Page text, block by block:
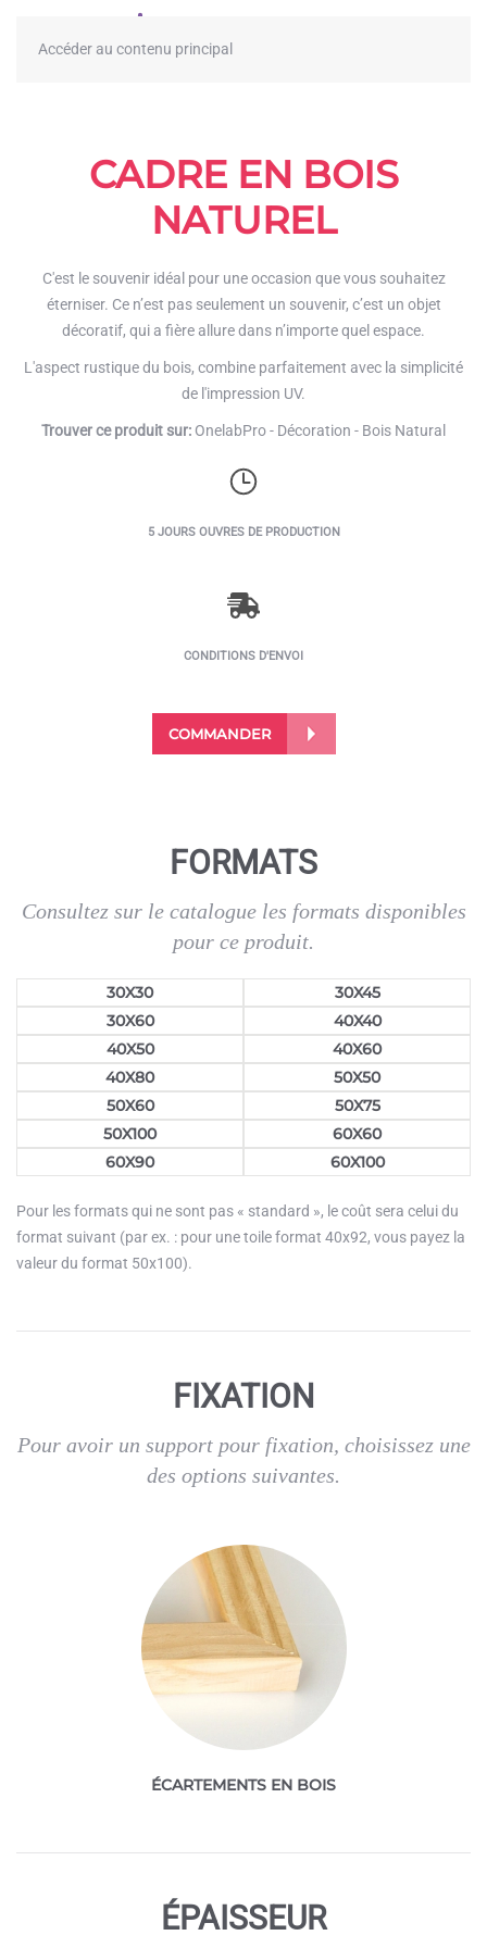
Accéder au contenu principal
CADRE EN BOIS
NATUREL
C'est le souvenir idéal pour une occasion que vous souhaitez
éterniser. Ce n’est pas seulement un souvenir, c’est un objet
décoratif, qui a fière allure dans n’importe quel espace.
L'aspect rustique du bois, combine parfaitement avec la simplicité
de l'impression UV.
Trouver ce produit sur: OnelabPro - Décoration - Bois Natural
5 JOURS OUVRES DE PRODUCTION
CONDITIONS D'ENVOI
COMMANDER
FORMATS
Consultez sur le catalogue les formats disponibles
pour ce produit.
30X30
30X45
30X60
40X40
40X50
40X60
40X80
50X50
50X60
50X75
50X100
60X60
60X90
60X100
Pour les formats qui ne sont pas « standard », le coût sera celui du
format suivant (par ex. : pour une toile format 40x92, vous payez la
valeur du format 50x100).
FIXATION
Pour avoir un support pour fixation, choisissez une
des options suivantes.
ÉCARTEMENTS EN BOIS
ÉPAISSEUR